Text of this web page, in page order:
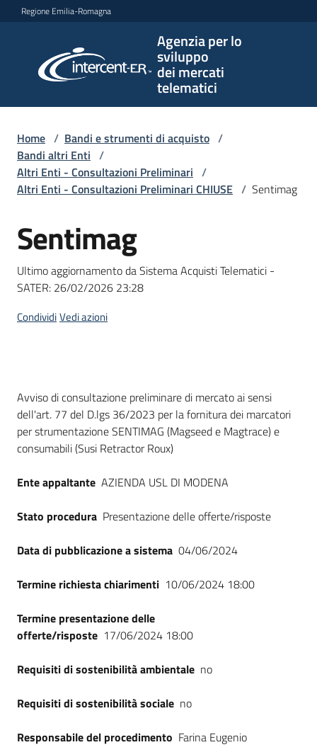
Vai al contenuto
Vai alla navigazione
Vai al footer
Regione Emilia-Romagna
Agenzia per lo
sviluppo
dei mercati
telematici
per lo
sviluppo
telematici
e
strumenti
di
acquisto
Piattaforme
telematiche
site
Seguici
su
Home / Bandi e strumenti di acquisto /
Bandi altri Enti /
Altri Enti - Consultazioni Preliminari /
Altri Enti - Consultazioni Preliminari CHIUSE / Sentimag
Salta al contenuto
Sentimag
Ultimo aggiornamento da Sistema Acquisti Telematici -
SATER: 26/02/2026 23:28
CondividiVedi azioni
Dati del bando
Avviso di consultazione preliminare di mercato ai sensi
dell'art. 77 del D.lgs 36/2023 per la fornitura dei marcatori
per strumentazione SENTIMAG (Magseed e Magtrace) e
consumabili (Susi Retractor Roux)
Ente appaltante AZIENDA USL DI MODENA
Stato procedura Presentazione delle offerte/risposte
Data di pubblicazione a sistema 04/06/2024
Termine richiesta chiarimenti 10/06/2024 18:00
Termine presentazione delle
offerte/risposte 17/06/2024 18:00
Requisiti di sostenibilità ambientale no
Requisiti di sostenibilità sociale no
Responsabile del procedimento Farina Eugenio